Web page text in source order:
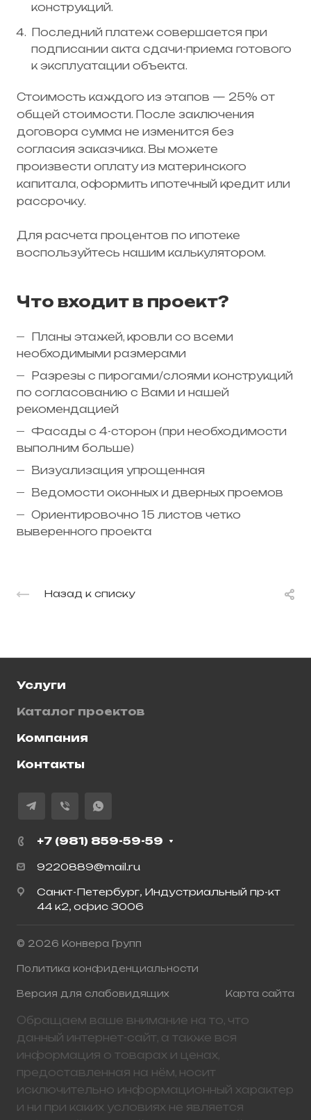
конструкций.
Последний платеж совершается при
подписании акта сдачи-приема готового
к эксплуатации объекта.
Стоимость каждого из этапов — 25% от
общей стоимости. После заключения
договора сумма не изменится без
согласия заказчика. Вы можете
произвести оплату из материнского
капитала, оформить ипотечный кредит или
рассрочку.
Для расчета процентов по ипотеке
воспользуйтесь нашим калькулятором.
Что входит в проект?
Планы этажей, кровли со всеми
необходимыми размерами
Разрезы с пирогами/слоями конструкций
по согласованию с Вами и нашей
рекомендацией
Фасады с 4-сторон (при необходимости
выполним больше)
Визуализация упрощенная
Ведомости оконных и дверных проемов
Ориентировочно 15 листов четко
выверенного проекта
Назад к списку
Услуги
Каталог проектов
Компания
Контакты
+7 (981) 859-59-59
9220889@mail.ru
Санкт-Петербург, Индустриальный пр-кт
44 к2, офис 3006
© 2026 Конвера Групп
Политика конфиденциальности
Версия для слабовидящих Карта сайта
Обращаем ваше внимание на то, что
данный интернет-сайт, а также вся
информация о товарах и ценах,
предоставленная на нём, носит
исключительно информационный характер
и ни при каких условиях не является